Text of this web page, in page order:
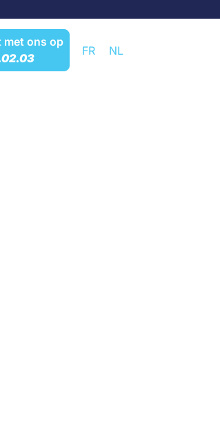
FR NL
met ons op